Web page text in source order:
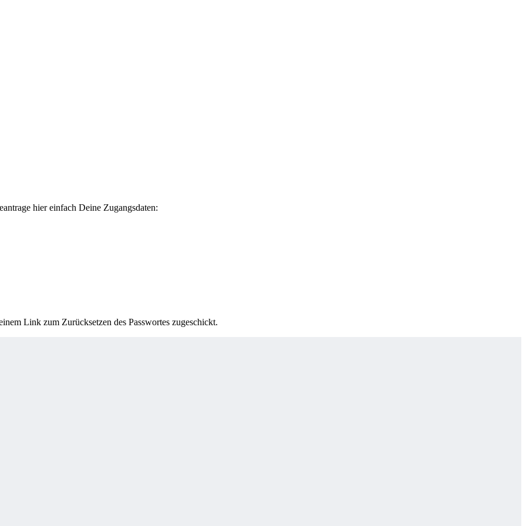
hier einfach Deine Zugangsdaten:
Link zum Zurücksetzen des Passwortes zugeschickt.